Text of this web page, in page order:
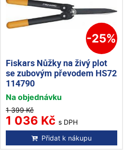
-25%
Fiskars Nůžky na živý plot
se zubovým převodem HS72
114790
Na objednávku
1 399 Kč
1 036 Kč s DPH
Přidat k nákupu